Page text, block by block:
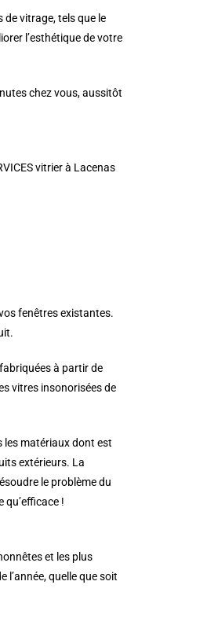
vitrage, tels que le
l’esthétique de votre
chez vous, aussitôt
vitrier à Lacenas
fenêtres existantes.
à partir de
vitres insonorisées de
les matériaux dont est
extérieurs. La
le problème du
!
et les plus
quelle que soit